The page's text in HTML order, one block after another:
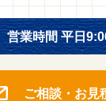
営業時間 平日
ご相談・お見